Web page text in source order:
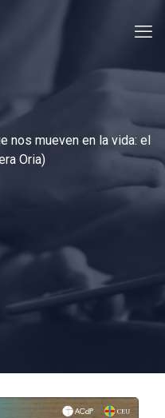
nos mueven en la vida: el
Oria)